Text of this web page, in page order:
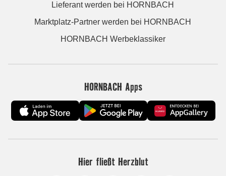
Lieferant werden bei HORNBACH
Marktplatz-Partner werden bei HORNBACH
HORNBACH Werbeklassiker
HORNBACH Apps
Hier fließt Herzblut